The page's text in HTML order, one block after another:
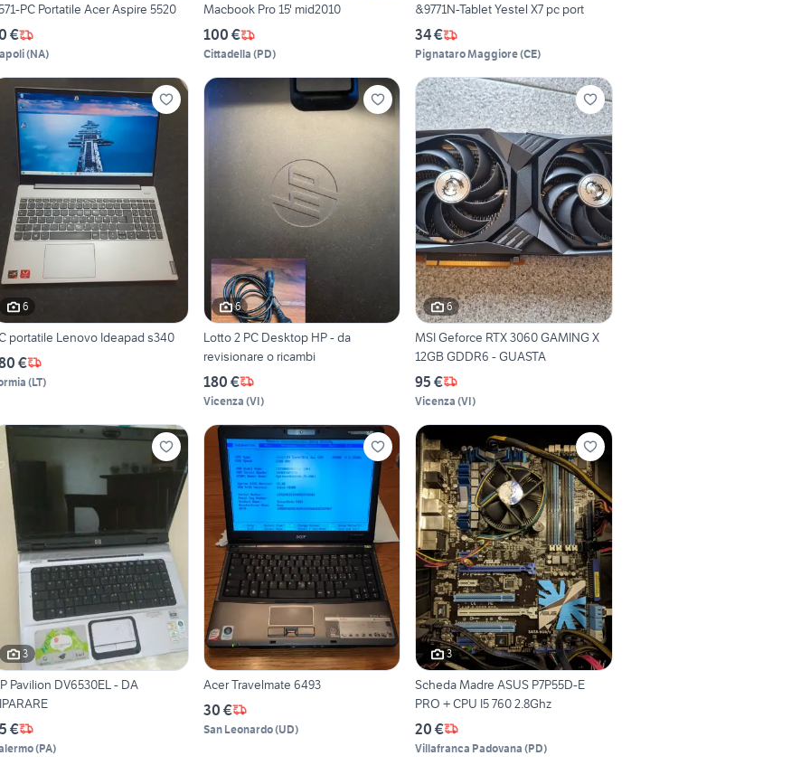
PC Portatile Acer Aspire 5520
€
(NA)
Macbook Pro 15' mid2010
100 €
Cittadella (PD)
&9771N-Tablet Yestel X7 pc port
34 €
Pignataro Maggiore(CE)
6
portatile Lenovo Ideapad s340
€
(LT)
6
Lotto 2 PC Desktop HP - da
revisionare o ricambi
180 €
Vicenza (VI)
6
MSI Geforce RTX 3060 GAMING X
12GB GDDR6 - GUASTA
95 €
Vicenza (VI)
3
Pavilion DV6530EL - DA
€
(PA)
Acer Travelmate 6493
30 €
San Leonardo(UD)
3
Scheda Madre ASUS P7P55D-E
PRO + CPU I5 760 2.8Ghz
20 €
Villafranca Padovana (PD)